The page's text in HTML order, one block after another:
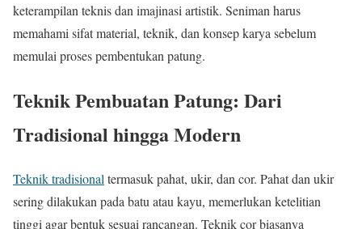
keterampilan teknis dan imajinasi artistik. Seniman harus
memahami sifat material, teknik, dan konsep karya sebelum
memulai proses pembentukan patung.
Teknik Pembuatan Patung: Dari
Tradisional hingga Modern
Teknik tradisional termasuk pahat, ukir, dan cor. Pahat dan ukir
sering dilakukan pada batu atau kayu, memerlukan ketelitian
tinggi agar bentuk sesuai rancangan. Teknik cor biasanya